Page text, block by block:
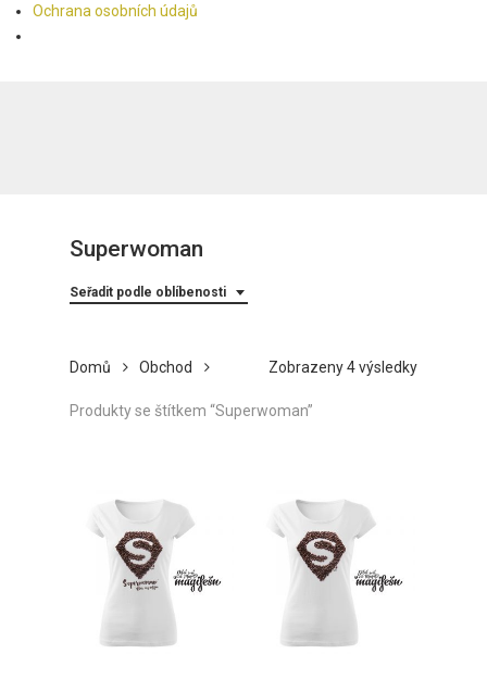
Ochrana osobních údajů
Superwoman
Seřadit podle oblíbenosti
Zobrazeny 4 výsledkySeřazeno
Domů Obchod
Produkty se štítkem “Superwoman”